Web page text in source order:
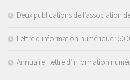
Deux publications de l’association
Lettre d’information numérique : 50
Annuaire : lettre d’information